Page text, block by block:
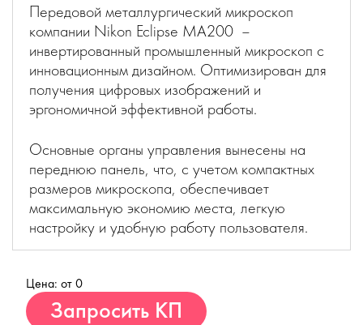
Передовой металлургический микроскоп
компании Nikon Eclipse MA200 –
инвертированный промышленный микроскоп с
инновационным дизайном. Оптимизирован для
получения цифровых изображений и
эргономичной эффективной работы.
Основные органы управления вынесены на
переднюю панель, что, с учетом компактных
размеров микроскопа, обеспечивает
максимальную экономию места, легкую
настройку и удобную работу пользователя.
Цена: от 0
Запросить КП